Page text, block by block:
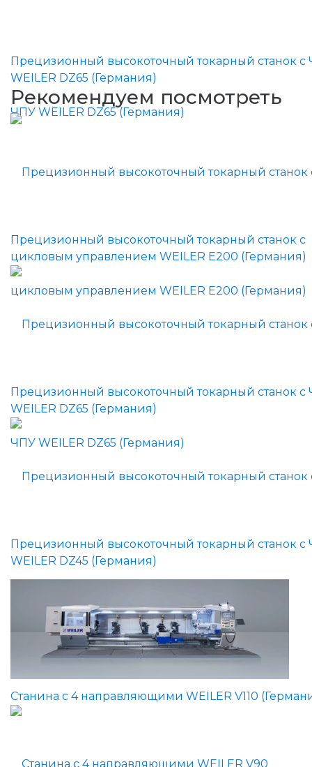
Прецизионный высокоточный токарный станок с
WEILER DZ65 (Германия)
Рекомендуем посмотреть
Прецизионный высокоточный токарный станок с
цикловым управлением WEILER E200 (Германия)
Прецизионный высокоточный токарный станок с
WEILER DZ65 (Германия)
Прецизионный высокоточный токарный станок с
WEILER DZ45 (Германия)
Станина с 4 направляющими WEILER V110